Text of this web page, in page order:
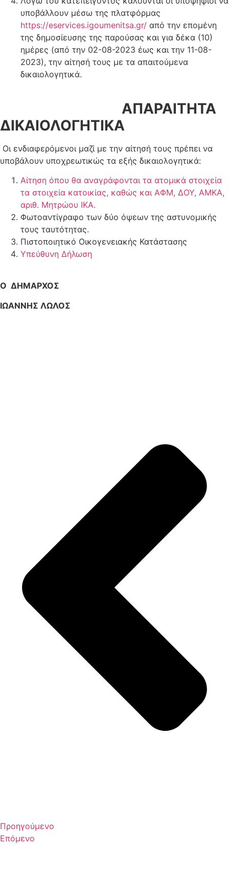
υποβάλλουν μέσω της πλατφόρμας
https://eservices.igoumenitsa.gr/ από την επομένη
της δημοσίευσης της παρούσας και για δέκα (10)
ημέρες (από την 02-08-2023 έως και την 11-08-
2023), την αίτησή τους με τα απαιτούμενα
δικαιολογητικά.
ΑΠΑΡΑΙΤΗΤΑ
ΔΙΚΑΙΟΛΟΓΗΤΙΚΑ
Οι ενδιαφερόμενοι μαζί με την αίτησή τους πρέπει να
υποβάλουν υποχρεωτικώς τα εξής δικαιολογητικά:
Αίτηση όπου θα αναγράφονται τα ατομικά στοιχεία
τα στοιχεία κατοικίας, καθώς και ΑΦΜ, ΔΟΥ, ΑΜΚΑ,
αριθ. Μητρώου ΙΚΑ.
Φωτοαντίγραφο των δύο όψεων της αστυνομικής
τους ταυτότητας.
Πιστοποιητικό Οικογενειακής Κατάστασης
Υπεύθυνη Δήλωση
Ο ΔΗΜΑΡΧΟΣ
ΙΩΑΝΝΗΣ ΛΩΛΟΣ
Προηγούμενο
Επόμενο